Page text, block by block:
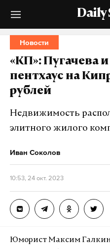
Daily
Новости
«КП»: Пугачева
пентхаус на
рублей
Недвижимость
элитного жилого
Иван Соколов
10:53, 24 окт. 2023
Юморист Максим